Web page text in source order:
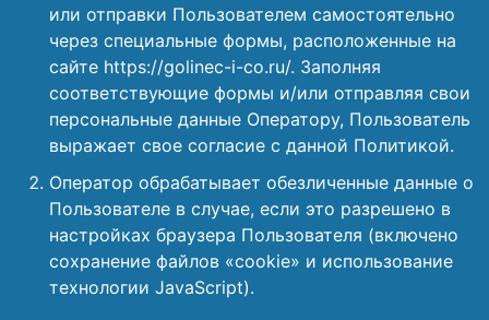
или отправки Пользователем самостоятельно
через специальные формы, расположенные на
сайте https://golinec-i-co.ru/. Заполняя
соответствующие формы и/или отправляя свои
персональные данные Оператору, Пользователь
выражает свое согласие с данной Политикой.
Оператор обрабатывает обезличенные данные о
Пользователе в случае, если это разрешено в
настройках браузера Пользователя (включено
сохранение файлов «cookie» и использование
технологии JavaScript).